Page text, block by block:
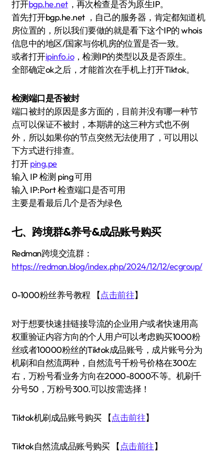
打开bgp.he.net，再次检查是否为原生IP。
首先打开bgp.he.net ，自己的服务器，肯定都知道机
房位置的，所以我们要做的就是看下这个IP的 whois
信息中的地区/国家与你机房的位置是否一致。
或者打开ipinfo.io，检测IP的类型以及是否原生。
全部确定ok之后，才能首次在手机上打开Tiktok。
检测端口是否被封
端口被封的原因是多方面的，目前并没有哪一种节
点可以保证不被封，本期讲的这三种方式也不例
外，所以如果你的节点突然无法使用了，可以用以
下方式进行排查。
打开ping.pe
输入 IP 检测 ping 可用
输入 IP:Port 检查端口是否可用
主要是看最后几个是否为绿色
七、跨境群&养号&成品账号购买
Redman跨境交流群：
https://redman.blog/index.php/2024/12/12/ecgroup/
0-1000粉丝养号教程 【点击前往】
对于想要快速挂链接导流的企业用户或者快速用高
权重验证内容方向的个人用户可以考虑购买1000粉
丝或者10000粉丝的Tiktok成品账号，成片账号分为
机刷和自然流两种，自然流号千粉号价格在300左
右，万粉号看业务方向在2000-8000不等。机刷千
分号50，万粉号300.可以按需选择！
Tiktok机刷成品账号购买 【点击前往】
Tiktok自然流成品账号购买 【点击前往】